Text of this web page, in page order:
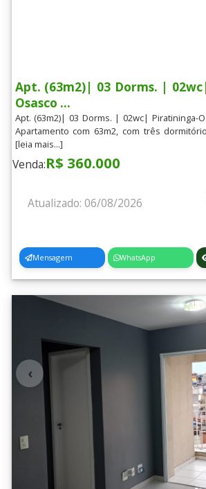
Apt. (63m2)| 03 Dorms. |
Osasco ...
Apt. (63m2)| 03 Dorms. | 02wc| Piratininga-
Apartamento com 63m2, com três
[leia mais...]
Venda:R$ 360.000
Atualizado: 06/08/2026
Mensagem WhatsApp
‹